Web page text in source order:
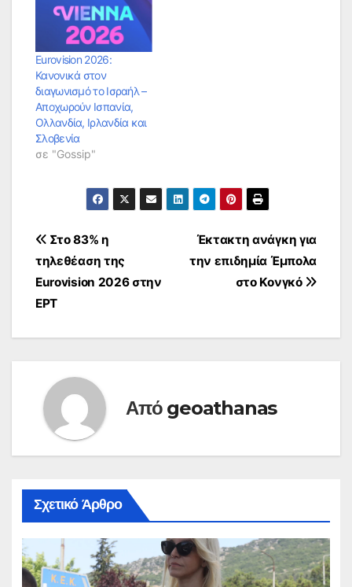
Eurovision 2026:
Κανονικά στον
διαγωνισμό το Ισραήλ –
Αποχωρούν Ισπανία,
Ολλανδία, Ιρλανδία και
Σλοβενία
σε "Gossip"
Πλοήγηση
άρθρων
Έκτακτη ανάγκη για
την επιδημία Έμπολα
στο Κονγκό
Στο 83% η
τηλεθέαση της
Eurovision 2026 στην
ΕΡΤ
Από geoathanas
Σχετικό Άρθρο